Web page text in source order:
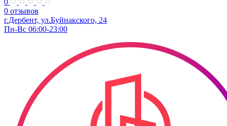
0
0 отзывов
г.Дербент, ул.Буйнакского, 24
Пн-Вс 06:00-23:00